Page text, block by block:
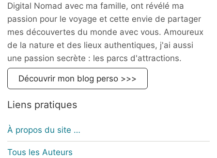
Digital Nomad avec ma famille, ont révélé ma
passion pour le voyage et cette envie de partager
mes découvertes du monde avec vous. Amoureux
de la nature et des lieux authentiques, j'ai aussi
une passion secrète : les parcs d'attractions.
Découvrir mon blog perso >>>
Liens pratiques
À propos du site …
Tous les Auteurs